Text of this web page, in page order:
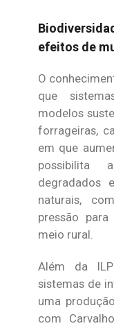
efeitos de
O
que
modelos
forrageiras,
em que
possibilita
degradados
naturais,
pressão
meio rural.
Além da
sistemas de
uma
com